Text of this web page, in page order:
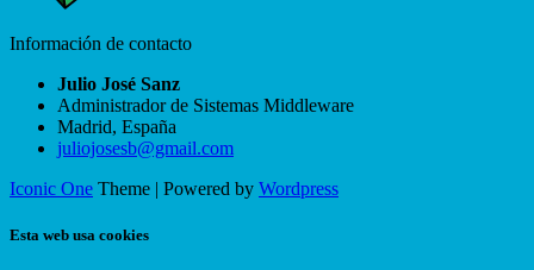
Información de contacto
Julio José Sanz
Administrador de Sistemas Middleware
Madrid, España
juliojosesb@gmail.com
Iconic One Theme | Powered by Wordpress
Esta web usa cookies